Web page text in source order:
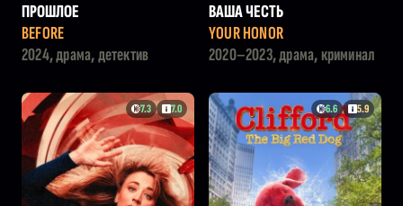
ПРОШЛОЕ
BEFORE
2024, драма, детектив
ВАША ЧЕСТЬ
YOUR HONOR
2020–2023, драма, криминал
7.3 7.0 6.6 5.9